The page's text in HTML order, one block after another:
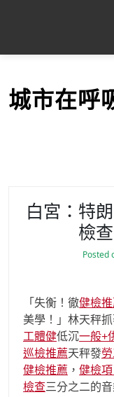
p
城市在呼
白宮：特
檢
Posted
「失衡！徹健檢
美學！」林天秤
工體健低沉一般+
巡檢推薦天秤發
健檢推薦 ， 健檢項
檢查三分之二的